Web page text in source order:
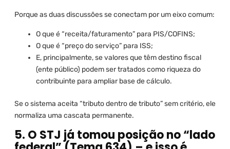
Porque as duas discussões se conectam por um eixo comum:
O que é “receita/faturamento” para PIS/COFINS;
O que é “preço do serviço” para ISS;
E, principalmente, se valores que têm destino fiscal
(ente público) podem ser tratados como riqueza do
contribuinte para ampliar base de cálculo.
Se o sistema aceita “tributo dentro de tributo” sem critério, ele
normaliza uma cascata permanente.
5. O STJ já tomou posição no “lado